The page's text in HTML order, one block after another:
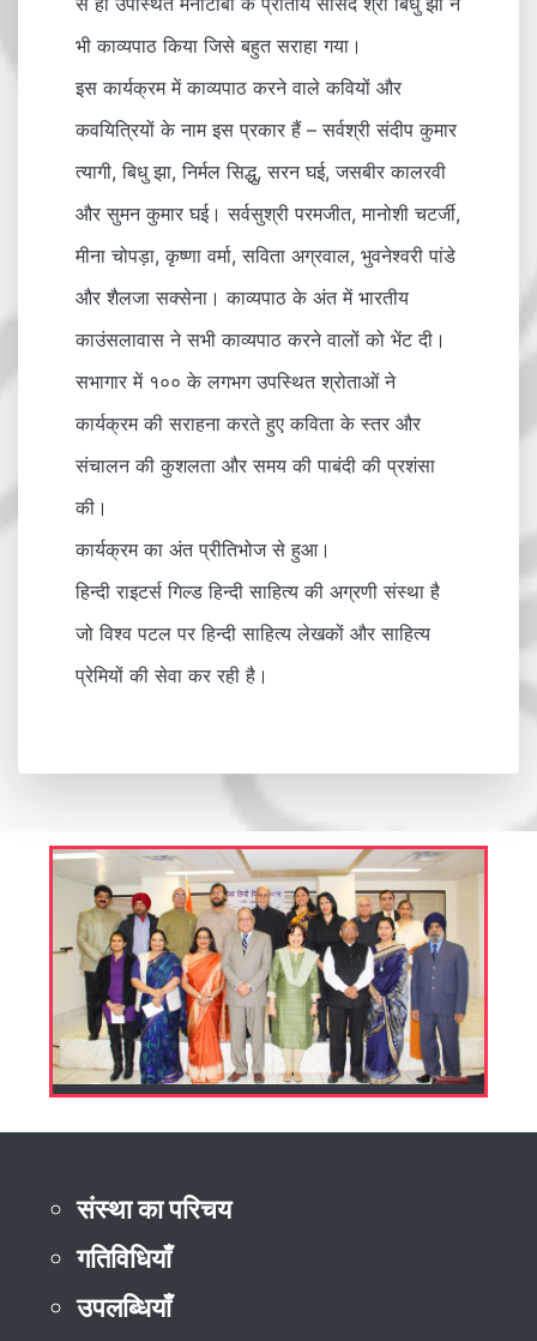
भी काव्यपाठ किया जिसे बहुत सराहा गया।
इस कार्यक्रम में काव्यपाठ करने वाले कवियों और
कवयित्रियों के नाम इस प्रकार हैं – सर्वश्री संदीप कुमार
त्यागी, बिधु झा, निर्मल सिद्धु, सरन घई, जसबीर कालरवी
और सुमन कुमार घई। सर्वसुश्री परमजीत, मानोशी चटर्जी,
मीना चोपड़ा, कृष्णा वर्मा, सविता अग्रवाल, भुवनेश्वरी पांडे
और शैलजा सक्सेना। काव्यपाठ के अंत में भारतीय
काउंसलावास ने सभी काव्यपाठ करने वालों को भेंट दी।
सभागार में १०० के लगभग उपस्थित श्रोताओं ने
कार्यक्रम की सराहना करते हुए कविता के स्तर और
संचालन की कुशलता और समय की पाबंदी की प्रशंसा
की।
कार्यक्रम का अंत प्रीतिभोज से हुआ।
हिन्दी राइटर्स गिल्ड हिन्दी साहित्य की अग्रणी संस्था है
जो विश्व पटल पर हिन्दी साहित्य लेखकों और साहित्य
प्रेमियों की सेवा कर रही है।
संस्था का परिचय
गतिविधियाँ
उपलब्धियाँ